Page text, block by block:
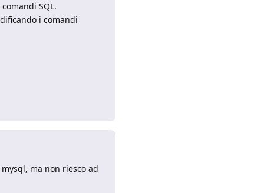
SQL.
i comandi
ma non riesco ad